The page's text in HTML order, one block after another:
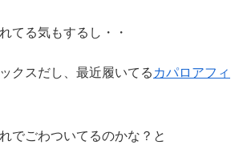
てる気もするし・・
クスだし、最近履いてる カパロアフィ
でごわついてるのかな？と